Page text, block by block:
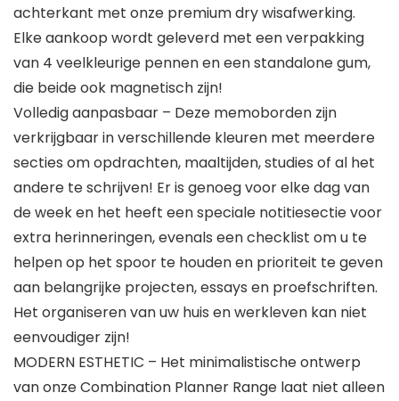
achterkant met onze premium dry wisafwerking.
Elke aankoop wordt geleverd met een verpakking
van 4 veelkleurige pennen en een standalone gum,
die beide ook magnetisch zijn!
Volledig aanpasbaar – Deze memoborden zijn
verkrijgbaar in verschillende kleuren met meerdere
secties om opdrachten, maaltijden, studies of al het
andere te schrijven! Er is genoeg voor elke dag van
de week en het heeft een speciale notitiesectie voor
extra herinneringen, evenals een checklist om u te
helpen op het spoor te houden en prioriteit te geven
aan belangrijke projecten, essays en proefschriften.
Het organiseren van uw huis en werkleven kan niet
eenvoudiger zijn!
MODERN ESTHETIC – Het minimalistische ontwerp
van onze Combination Planner Range laat niet alleen